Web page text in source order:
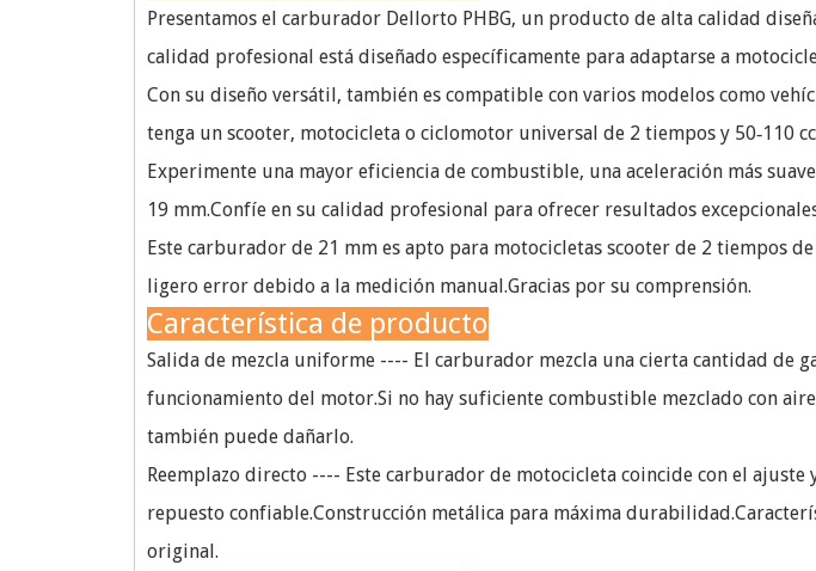
Presentamos el carburador Dellorto PHBG, un producto de alta calidad
calidad profesional está diseñado específicamente para adaptarse a
Con su diseño versátil, también es compatible con varios modelos como
tenga un scooter, motocicleta o ciclomotor universal de 2 tiempos y 50‑110
Experimente una mayor eficiencia de combustible, una aceleración más
19 mm.Confíe en su calidad profesional para ofrecer resultados
Este carburador de 21 mm es apto para motocicletas scooter de 2 tiempos
ligero error debido a la medición manual.Gracias por su comprensión.
Característica de producto
Salida de mezcla uniforme ---- El carburador mezcla una cierta cantidad de
funcionamiento del motor.Si no hay suficiente combustible mezclado con
también puede dañarlo.
Reemplazo directo ---- Este carburador de motocicleta coincide con el
repuesto confiable.Construcción metálica para máxima
original.